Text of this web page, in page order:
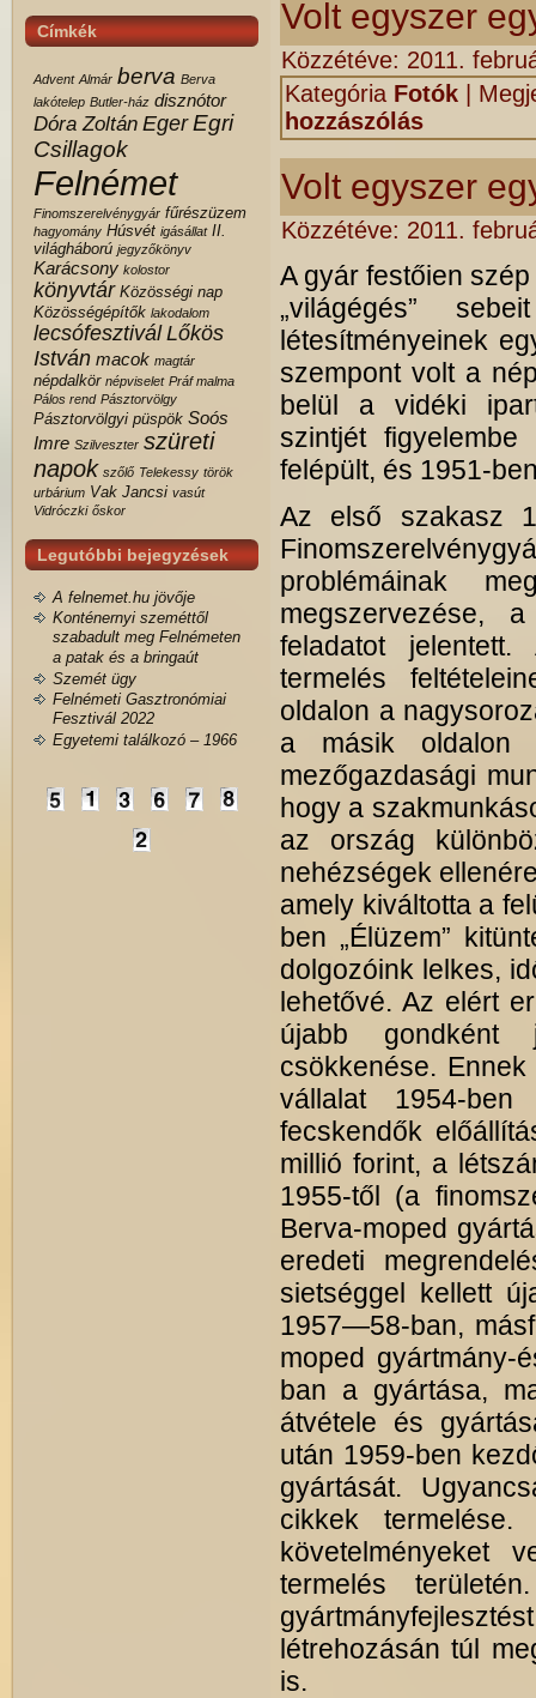
Címkék
Advent Almár berva Berva
lakótelep Butler-ház disznótor
Dóra Zoltán Eger Egri
Csillagok
Felnémet
Finomszerelvénygyár fűrészüzem
hagyomány Húsvét igásállat II.
világháború jegyzőkönyv
Karácsony kolostor
könyvtár Közösségi nap
Közösségépítők lakodalom
lecsófesztivál Lőkös
István macok magtár
népdalkör népviselet Práf malma
Pálos rend Pásztorvölgy
Pásztorvölgyi püspök Soós
Imre Szilveszter szüreti
napok szőlő Telekessy török
urbárium Vak Jancsi vasút
Vidróczki őskor
Legutóbbi bejegyzések
A felnemet.hu jövője
Konténernyi szeméttől
szabadult meg Felnémeten
a patak és a bringaút
Szemét ügy
Felnémeti Gasztronómiai
Fesztivál 2022
Egyetemi találkozó – 1966
Volt egyszer
Közzétéve: 2011.
Kategória Fotók
hozzászólás
Volt egyszer
Közzétéve: 2011.
A gyár festőien
„világégés”
létesítményeinek
szempont volt a
belül a vidéki
szintjét
felépült, és 1951-
Az első szakasz
problémáinak
megszervezése,
feladatot
termelés
oldalon a
a másik oldalon
mezőgazdasági
hogy a
az ország
nehézségek
amely kiváltotta a
ben „Élüzem”
dolgozóink lelkes,
lehetővé. Az elért
újabb gondként
csökkenése.
vállalat 1954-
fecskendők
millió forint, a
1955-től (a
Berva-moped
eredeti
sietséggel kellett
1957—58-ban,
moped gyártmány-
ban a gyártása,
átvétele és
után 1959-ben
gyártását.
cikkek
követelményeket
termelés
létrehozásán túl
is.